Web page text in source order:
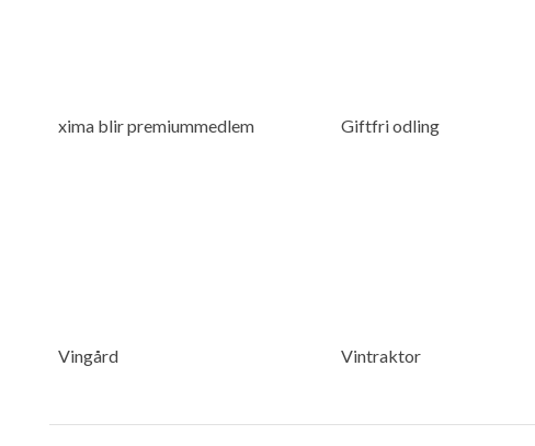
xima blir premiummedlem Giftfri odling
Vingård Vintraktor